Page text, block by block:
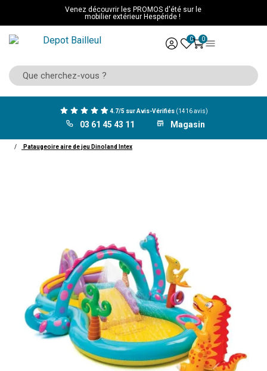
Venez découvrir les PROMOS d'été sur le
mobilier extérieur Hespéride !
0 0
4.7/5 sur Avis-Vérifiés (1416 avis)
03 61 45 43 11 Magasin
Pataugeoire aire de jeu Dinoland Intex